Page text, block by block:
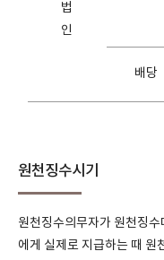
법
인
배당
원천징수시기
원천징수의무자가 원천징
에게 실제로 지급하는 때 원